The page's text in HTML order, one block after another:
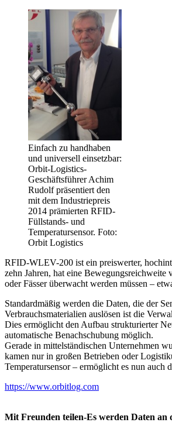
Einfach zu handhaben
und universell einsetzbar:
Orbit-Logistics-
Geschäftsführer Achim
Rudolf präsentiert den
mit dem Industriepreis
2014 prämierten RFID-
Füllstands- und
Temperatursensor. Foto:
Orbit Logistics
RFID-WLEV-200 ist ein preiswerter,
zehn Jahren, hat eine
oder Fässer überwacht werden müssen –
Standardmäßig werden die Daten, die der
Verbrauchsmaterialien auslösen ist die
Dies ermöglicht den Aufbau strukturierter
automatische Benachschubung möglich.
Gerade in mittelständischen Unternehmen
kamen nur in großen Betrieben oder
Temperatursensor – ermöglicht es nun
https://www.orbitlog.com
Mit Freunden teilen-Es werden Daten